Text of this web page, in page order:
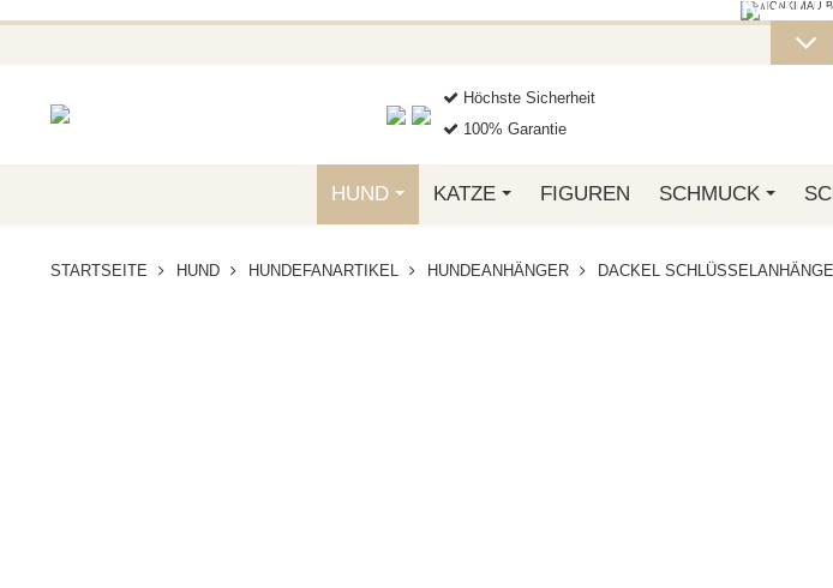
Höchste Sicherheit
100% Garantie
HUND KATZE FIGUREN SCHMUCK
STARTSEITE HUND HUNDEFANARTIKEL HUNDEANHÄNGER DACKEL